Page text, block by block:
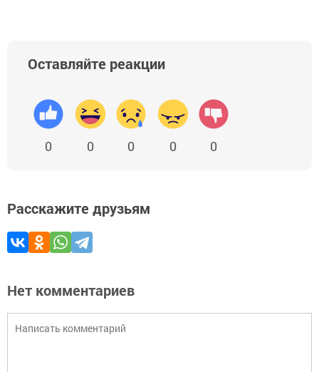
Оставляйте реакции
0 0 0 0 0
Расскажите друзьям
Нет комментариев